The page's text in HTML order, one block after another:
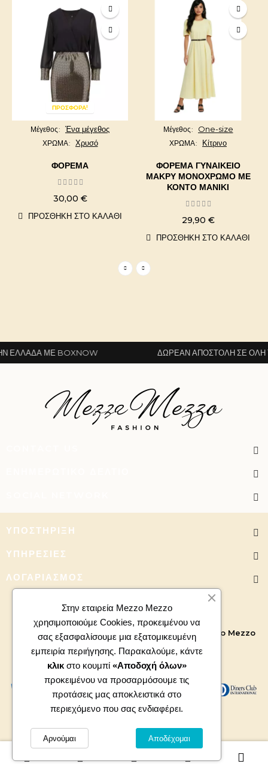
0
ΠΡΟΣΦΟΡΆ!
Μέγεθος Ένα μέγεθος
ΧΡΩΜΑ Χρυσό
ΦΌΡΕΜΑ
30,00 €
ΠΡΟΣΘΉΚΗ ΣΤΟ ΚΑΛΆΘΙ
Μέγεθος One-size
ΧΡΩΜΑ Κίτρινο
ΦΌΡΕΜΑ ΓΥΝΑΙΚΕΊΟ
ΜΑΚΡΎ ΜΟΝΌΧΡΩΜΟ ΜΕ
ΚΟΝΤΌ ΜΑΝΊΚΙ
29,90 €
ΠΡΟΣΘΉΚΗ ΣΤΟ ΚΑΛΆΘΙ
ΜΕ BOXNOW ΔΩΡΕΆΝ ΑΠΟΣΤΟΛΉ ΣΕ ΌΛΗ
ΥΠΟΣΤΉΡΙΞΗ
ΥΠΗΡΕΣΊΕΣ
ΛΟΓΑΡΙΑΣΜΌΣ
Copyright 2026 - All right reserved. Powered by Mezzo Mezzo
Στην εταιρεία Mezzo Mezzo
χρησιμοποιούμε Cookies, προκειμένου να
σας εξασφαλίσουμε μια εξατομικευμένη
εμπειρία περιήγησης. Παρακαλούμε, κάντε
κλικ στο κουμπί «Αποδοχή όλων»
προκειμένου να προσαρμόσουμε τις
προτάσεις μας αποκλειστικά στο
περιεχόμενο που σας ενδιαφέρει.
Αποδέχομαι
Αρνούμαι